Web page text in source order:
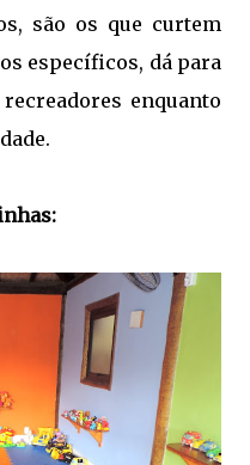
são os que curtem
específicos, dá para
enquanto